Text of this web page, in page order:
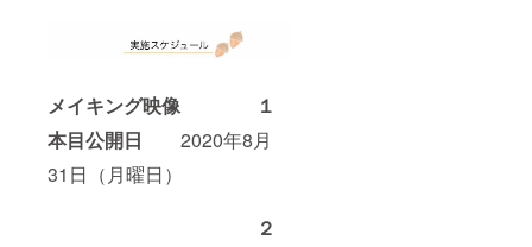
メイキング映像 １
本目公開日 2020年8月
31日（月曜日）
２